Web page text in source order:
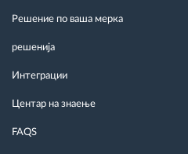
Решение по ваша мерка
решенија
Интеграции
Центар на знаење
FAQS